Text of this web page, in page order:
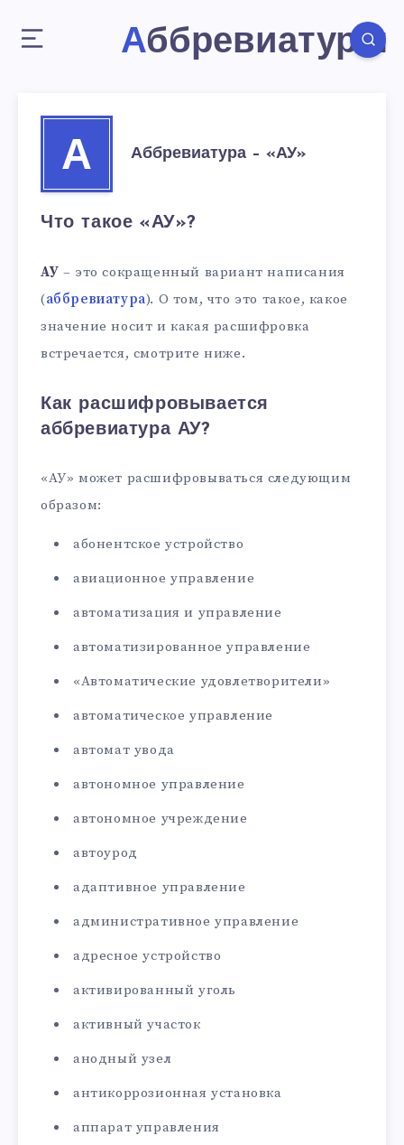
Аббревиатуры
А Аббревиатура – «АУ»
Что такое «АУ»?
АУ – это сокращенный вариант написания
(аббревиатура). О том, что это такое, какое
значение носит и какая расшифровка
встречается, смотрите ниже.
Как расшифровывается
аббревиатура АУ?
«АУ» может расшифровываться следующим
образом:
абонентское устройство
авиационное управление
автоматизация и управление
автоматизированное управление
«Автоматические удовлетворители»
автоматическое управление
автомат увода
автономное управление
автономное учреждение
автоурод
адаптивное управление
административное управление
адресное устройство
активированный уголь
активный участок
анодный узел
антикоррозионная установка
аппарат управления